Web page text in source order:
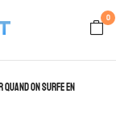
0
quand on surfe en